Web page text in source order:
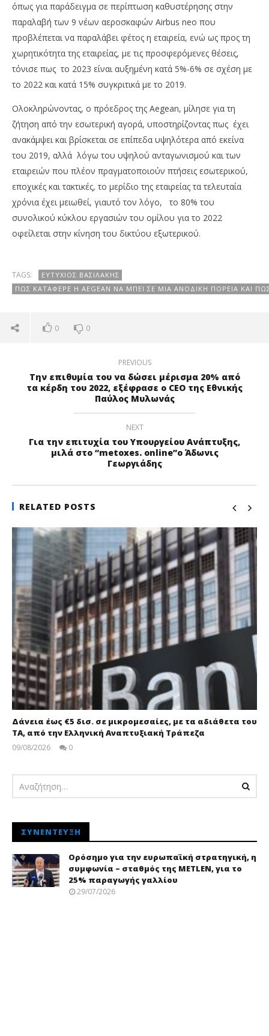
όπως για παράδειγμα σε περίπτωση καθυστέρησης στην
παραλαβή των 9 νέων αεροσκαφών Airbus neo που
προβλέπεται να παραλάβει φέτος η εταιρεία, ενώ ως προς τη
χωρητικότητα της εταιρείας, με τις προσφερόμενες θέσεις,
τόνισε πως το 2023 είναι αυξημένη κατά 5%-6% σε σχέση με
το 2022 και κατά 15% συγκριτικά με το 2019.
Ολοκληρώνοντας, ο πρόεδρος της Aegean, μίλησε για τη
ζήτηση από την εσωτερική αγορά, υποστηρίζοντας πως έχει
ανακάμψει και βρίσκεται σε επίπεδα υψηλότερα από εκείνα
του 2019, αλλά λόγω του υψηλού ανταγωνισμού και των
εταιρειών που πλέον πραγματοποιούν πτήσεις εσωτερικού,
εποχικές και τακτικές, το μερίδιο της εταιρείας τα τελευταία
χρόνια έχει μειωθεί, γιαυτό τον λόγο, το 80% του
συνολικού κύκλου εργασιών του ομίλου για το 2022
οφείλεται στην κίνηση του δικτύου εξωτερικού.
TAGS:
ΕΥΤΎΧΙΟΣ ΒΑΣΙΛΆΚΗΣ
ΠΩΣ ΚΑΤΆΦΕΡΕ Η AEGEAN ΝΑ ΜΠΕΙ ΣΕ ΜΙΑ ΑΝΟΔΙΚΉ ΠΟΡΕΊΑ ΚΑΙ
0 0
PREVIOUS
Την επιθυμία του να δώσει μέρισμα 20% από
τα κέρδη του 2022, εξέφρασε ο CEO της Εθνικής
Παύλος Μυλωνάς
NEXT
Για την επιτυχία του Υπουργείου Ανάπτυξης,
μιλά στο “metoxes. online”ο Άδωνις
Γεωργιάδης
RELATED POSTS
Δάνεια έως €5 δισ. σε μικρομεσαίες, με τα αδιάθετα του
ΤΑ, από την Ελληνική Αναπτυξιακή Τράπεζα
09/08/2026
0
ΣΥΝΈΝΤΕΥΞΗ
Ορόσημο για την ευρωπαϊκή στρατηγική, η
συμφωνία – σταθμός της METLEN, για το
25% παραγωγής γαλλίου
29/07/2026